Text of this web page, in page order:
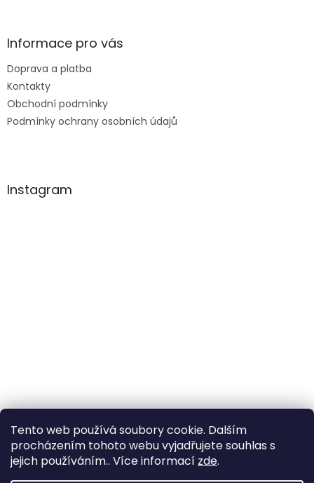
Tento web používá soubory cookie. Dalším
procházením tohoto webu vyjadřujete souhlas s
jejich používáním.. Více informací zde.
Informace pro vás
Doprava a platba
Kontakty
Obchodní podmínky
Podmínky ochrany osobních údajů
Instagram
Sledovat na Instagramu